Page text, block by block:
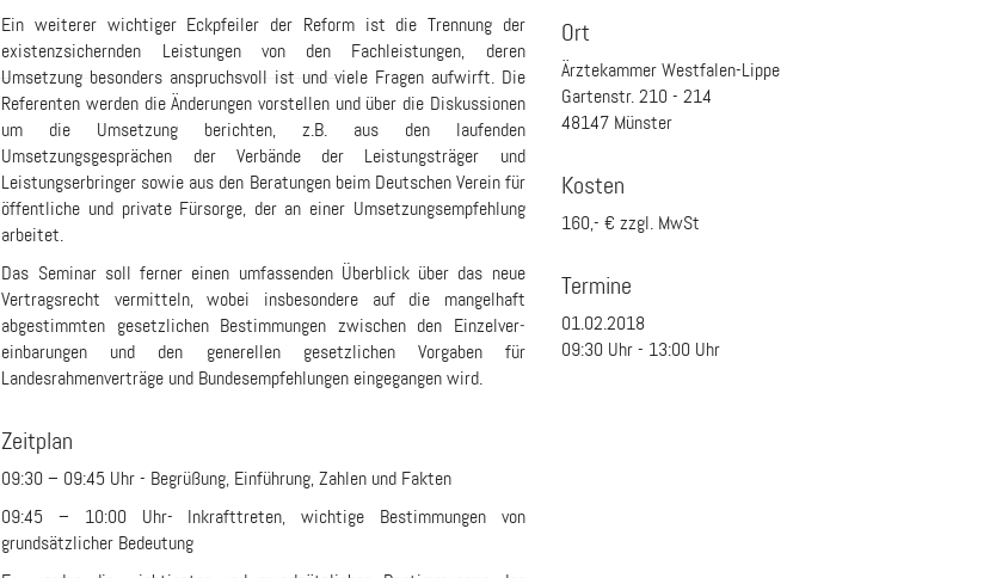
Ein weiterer wichtiger Eckpfeiler der Reform ist die Trennung der
existenzsichernden Leistungen von den Fachleistungen, deren
Umsetzung besonders anspruchsvoll ist und viele Fragen aufwirft. Die
Referenten werden die Änderungen vorstellen und über die Diskussionen
um die Umsetzung berichten, z.B. aus den laufenden
Umsetzungsgesprächen der Verbände der Leistungsträger und
Leistungserbringer sowie aus den Beratungen beim Deutschen Verein für
öffentliche und private Fürsorge, der an einer Umsetz­ungsempfehlung
arbeitet.
Das Seminar soll ferner einen umfassenden Überblick über das neue
Vertragsrecht vermitteln, wobei insbesondere auf die mangelhaft
abgestimmten gesetzlichen Bestimmungen zwischen den Einzelver­
einbarungen und den generellen gesetzlichen Vorgaben für
Landesrahmenverträge und Bundesem­pfehlungen eingegangen wird.
Zeitplan
09:30 – 09:45 Uhr - Begrüßung, Einführung, Zahlen und Fakten
09:45 – 10:00 Uhr- Inkrafttreten, wichtige Bestimmungen von
grundsätzlicher Bedeutung
Ort
Ärztekammer Westfalen-Lippe
Gartenstr. 210 - 214
48147 Münster
Kosten
160,- € zzgl. MwSt
Termine
01.02.2018
09:30Uhr - 13:00Uhr